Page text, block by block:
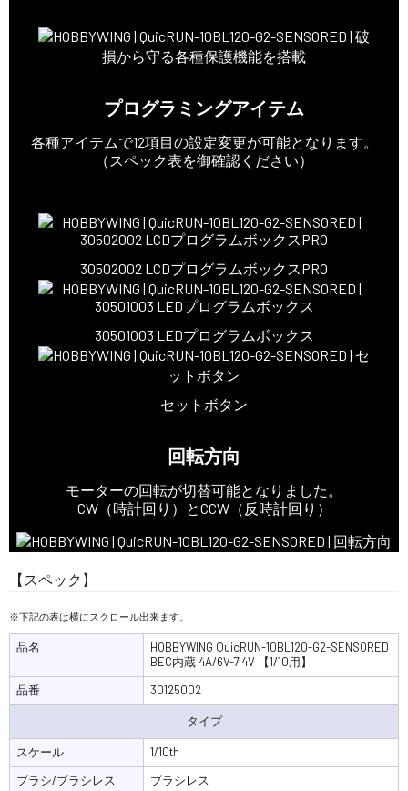
プログラミングアイテム
各種アイテムで12項目の設定変更が可能となります。
（スペック表を御確認ください）
30502002 LCDプログラムボックスPRO
30501003 LEDプログラムボックス
セットボタン
回転方向
モーターの回転が切替可能となりました。
CW（時計回り）とCCW（反時計回り）
【スペック】
品名
HOBBYWING QuicRUN-10BL120-G2-SENSORED
BEC内蔵 4A/6V-7.4V 【1/10用】
品番
30125002
タイプ
スケール
1/10th
ブラシ/ブラシレス
ブラシレス